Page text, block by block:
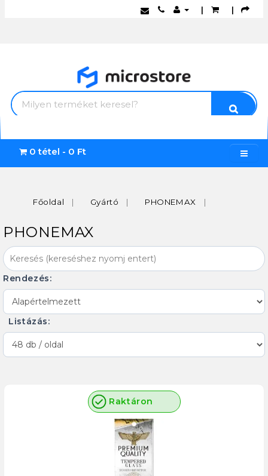
| |
0 tétel - 0 Ft
Főoldal Gyártó PHONEMAX
PHONEMAX
Rendezés:
Listázás:
Raktáron